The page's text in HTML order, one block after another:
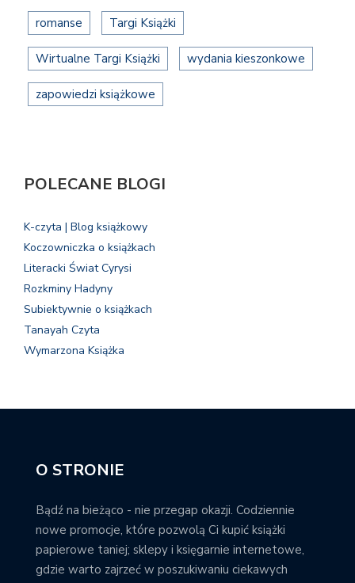
romanse Targi Książki
Wirtualne Targi Książki wydania kieszonkowe
zapowiedzi książkowe
POLECANE BLOGI
K-czyta | Blog książkowy
Koczowniczka o książkach
Literacki Świat Cyrysi
Rozkminy Hadyny
Subiektywnie o książkach
Tanayah Czyta
Wymarzona Książka
O STRONIE
Bądź na bieżąco - nie przegap okazji. Codziennie
nowe promocje, które pozwolą Ci kupić książki
papierowe taniej; sklepy i księgarnie internetowe,
gdzie warto zajrzeć w poszukiwaniu ciekawych